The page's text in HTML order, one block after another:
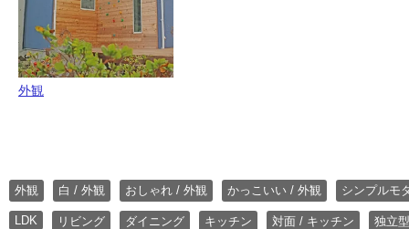
外観
外観 白 / 外観 おしゃれ / 外観 かっこいい / 外観 シンプルモ
LDK リビング ダイニング キッチン 対面 / キッチン 独立